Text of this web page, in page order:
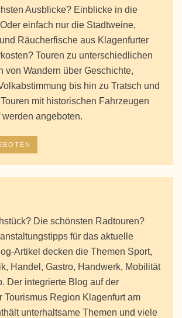
Ausblicke? Einblicke in die
einfach nur die Stadtweine,
Räucherfische aus Klagenfurter
Touren zu unterschiedlichen
von Wandern über Geschichte,
bis hin zu Tratsch und
mit historischen Fahrzeugen
angeboten.
Die schönsten Radtouren?
für das aktuelle
Artikel decken die Themen Sport,
Handel, Gastro, Handwerk, Mobilität
Der integrierte Blog auf der
Tourismus Region Klagenfurt am
unterhaltsame Themen und viele